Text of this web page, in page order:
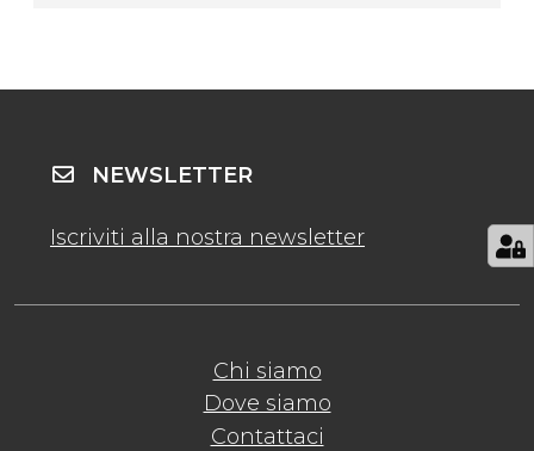
Chi siamo
Dove siamo
Contattaci
NEWSLETTER
Iscriviti alla nostra newsletter